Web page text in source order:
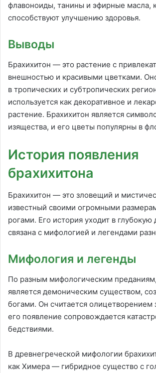
флавоноиды, танины и эфирные масла,
способствуют улучшению здоровья.
Выводы
Брахихитон — это растение с
внешностью и красивыми цветками.
в тропических и субтропических
используется как декоративное и
растение. Брахихитон является
изящества, и его цветы популярны в
История появления
брахихитона
Брахихитон — это зловещий и
известный своими огромными
рогами. Его история уходит в глубокую
связана с мифологией и легендами
Мифология и легенды
По разным мифологическим
является демоническим существом,
богами. Он считается олицетворением
его появление сопровождается
бедствиями.
В древнегреческой мифологии
как Химера — гибридное существо с